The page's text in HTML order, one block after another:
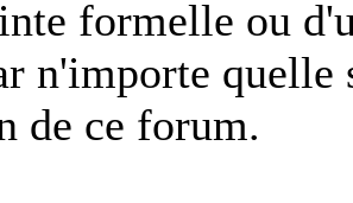
formelle ou
n'importe
de ce forum.